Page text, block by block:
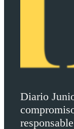
Diario